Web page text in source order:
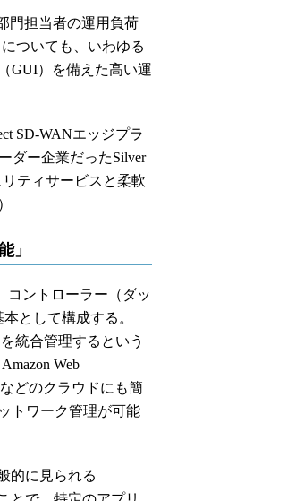
門担当者の運用負荷
ついても、いわゆる
GUI）を備えた高い運
SD-WANエッジプラ
ダー企業だったSilver
ティサービスと柔軟
」
コントローラー（ダッ
として構成する。
統合管理するという
Web
などのクラウドにも簡
トワーク管理が可能
的に見られる